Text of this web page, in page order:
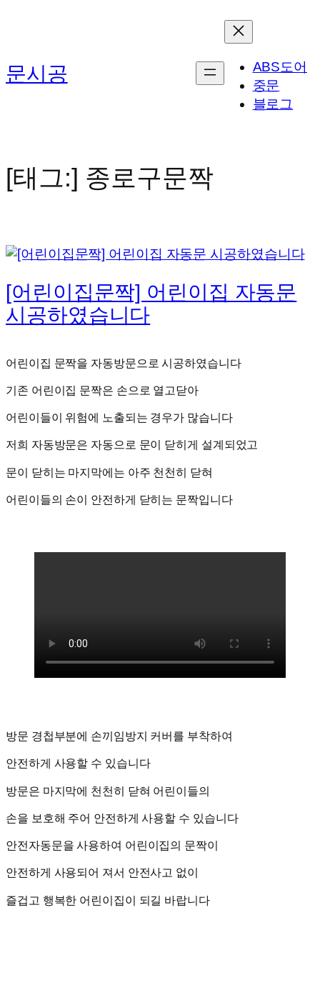
로
바
문시공
ABS도어
중문
블로그
[태그:] 종로구문짝
[어린이집문짝] 어린이집 자동문
시공하였습니다
어린이집 문짝을 자동방문으로 시공하였습니다
기존 어린이집 문짝은 손으로 열고닫아
어린이들이 위험에 노출되는 경우가 많습니다
저희 자동방문은 자동으로 문이 닫히게 설계되었고
문이 닫히는 마지막에는 아주 천천히 닫혀
어린이들의 손이 안전하게 닫히는 문짝입니다
방문 경첩부분에 손끼임방지 커버를 부착하여
안전하게 사용할 수 있습니다
방문은 마지막에 천천히 닫혀 어린이들의
손을 보호해 주어 안전하게 사용할 수 있습니다
안전자동문을 사용하여 어린이집의 문짝이
안전하게 사용되어 져서 안전사고 없이
즐겁고 행복한 어린이집이 되길 바랍니다